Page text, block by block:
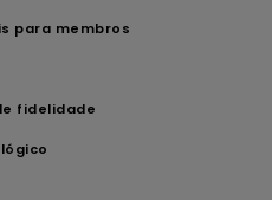
para membros
fidelidade